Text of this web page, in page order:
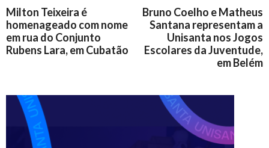
Milton Teixeira é
homenageado com nome
em rua do Conjunto
Rubens Lara, em Cubatão
Bruno Coelho e Matheus
Santana representam a
Unisanta nos Jogos
Escolares da Juventude,
em Belém